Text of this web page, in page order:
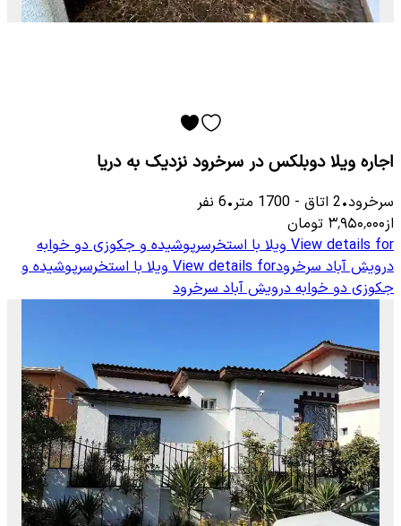
اجاره ویلا دوبلکس در سرخرود نزدیک به دریا
سرخرود•
2 اتاق -
1700 متر•
6 نفر
از۳٬۹۵۰٬۰۰۰ تومان
View details for ویلا با استخرسرپوشیده و جکوزی دو خوابه
درویش آباد سرخرودView details for ویلا با استخرسرپوشیده و
جکوزی دو خوابه درویش آباد سرخرود